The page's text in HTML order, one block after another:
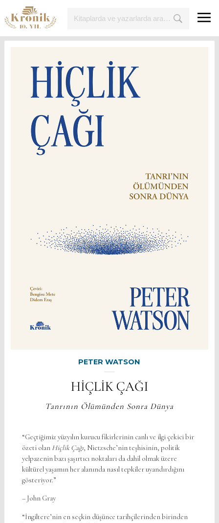
PETER WATSON
HİÇLİK ÇAĞI
Tanrının Ölümünden Sonra Dünya
“Geçtiğimiz yüzyılın kurucu fikirlerinin canlı ve ilgi çekici bir
özeti olan Hiçlik Çağı, Nietzsche’nin teşhisinin, politik
yelpazenin bazı şaşırtıcı noktaları da dahil olmak üzere
kültürel yaşamın her alanında nasıl tepkiler uyandırdığını
gösteriyor.”
– John Gray
“İngiltere’nin en seçkin düşünce tarihçilerinden birinden